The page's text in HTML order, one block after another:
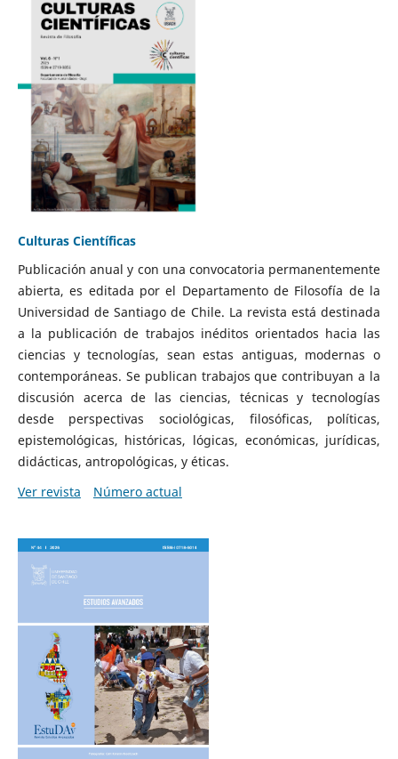
Culturas Científicas
Publicación anual y con una convocatoria permanentemente
abierta, es editada por el Departamento de Filosofía de la
Universidad de Santiago de Chile. La revista está destinada
a la publicación de trabajos inéditos orientados hacia las
ciencias y tecnologías, sean estas antiguas, modernas o
contemporáneas. Se publican trabajos que contribuyan a la
discusión acerca de las ciencias, técnicas y tecnologías
desde perspectivas sociológicas, filosóficas, políticas,
epistemológicas, históricas, lógicas, económicas, jurídicas,
didácticas, antropológicas, y éticas.
Ver revista
Número actual